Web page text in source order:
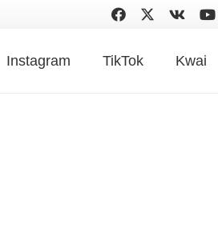
Instagram TikTok Kwai